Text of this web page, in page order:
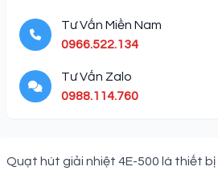
Tư Vấn Miền Nam
0966.522.134
Tư Vấn Zalo
0988.114.760
Quạt hút giải nhiệt 4E-500 là thiết